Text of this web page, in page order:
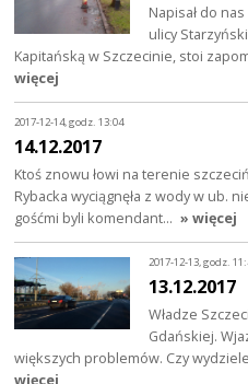
Napisał do
ulicy
Kapitańską w Szczecinie, stoi
więcej
2017-12-14, godz. 13:04
14.12.2017
Ktoś znowu łowi na terenie
Rybacka wyciągnęła z wody w ub.
gośćmi byli komendant… » więcej
2017-12-13, godz.
13.12.2017
Władze
Gdańskiej.
większych problemów. Czy
więcej